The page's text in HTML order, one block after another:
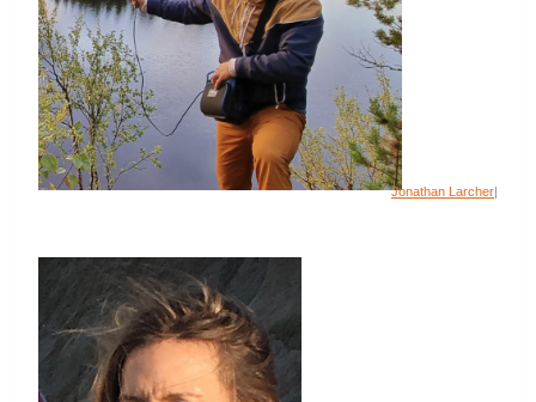
Jonathan Larcher|